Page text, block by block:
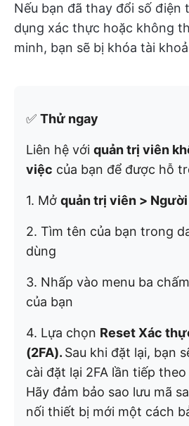
Nếu bạn đã thay đổi số điện
dụng xác thực hoặc không
minh, bạn sẽ bị khóa tài
✅ Thử ngay
Liên hệ với quản trị viên
việc của bạn để được hỗ
1. Mở quản trị viên >
2. Tìm tên của bạn trong
dùng
3. Nhấp vào menu ba
của bạn
4. Lựa chọn Reset Xác
(2FA). Sau khi đặt lại, bạn
cài đặt lại 2FA lần tiếp
Hãy đảm bảo sao lưu mã
nối thiết bị mới một cách